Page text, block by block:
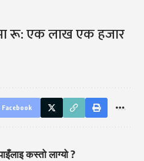
रू: एक लाख एक हजार
Facebook
कस्तो लाग्यो ?